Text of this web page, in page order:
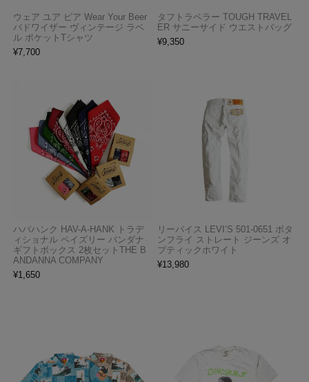
ウェア ユア ビア Wear Your Beer
バドワイザー ヴィンテージ ラベ
ル ポケットTシャツ
¥7,700
タフトラベラー TOUGH TRAVEL
ER サニーサイド ウエストバッグ
¥9,350
ハバハンク HAV-A-HANK トラデ
ィショナル ペイズリー バンダナ
ギフトボックス 2枚セットTHE B
ANDANNA COMPANY
¥1,650
リーバイス LEVI’S 501-0651 ボタ
ンフライ ストレート ジーンズ オ
プティックホワイト
¥13,980